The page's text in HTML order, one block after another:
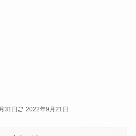
31日 2022年9月21日